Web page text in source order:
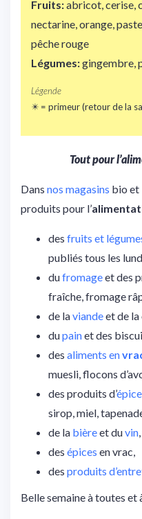
Fruits:abricot, cerise,
nectarine, orange,
pêche rouge
Légumes:gingembre,
Légende
✴️ = primeur (retour de la
Tout pour
Dans nos magasins bio et
produits pour l’
des fruits et
publiés tous les
dufromageet des
fraîche, fromage
de laviandeet de la
dupainet des
des aliments en
muesli, flocons
des produits d’
sirop, miel,
de la bièreet duvin
des épices en vrac,
des produits
Belle semaine à toutes et